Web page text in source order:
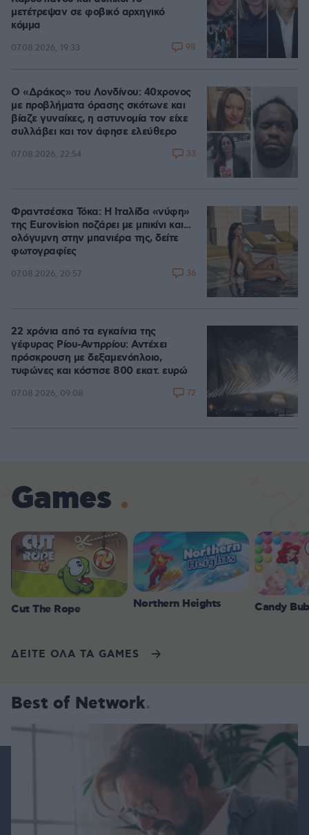
μετέτρεψαν σε φοβικό αρχηγικό
κόμμα
07.08.2026, 19:33 98
Ο «Δράκος» του Λονδίνου: 40χρονος
με προβλήματα όρασης σκότωνε και
βίαζε γυναίκες, η αστυνομία τον είχε
συλλάβει και τον άφησε ελεύθερο
07.08.2026, 22:54 33
Φραντσέσκα Τόκα: Η Ιταλίδα «νύφη»
της Eurovision ποζάρει με μπικίνι και...
ολόγυμνη στην μπανιέρα της, δείτε
φωτογραφίες
07.08.2026, 20:57 36
22 χρόνια από τα εγκαίνια της
γέφυρας Ρίου-Αντιρρίου: Αντέχει
πρόσκρουση με δεξαμενόπλοιο,
τυφώνες και κόστισε 800 εκατ. ευρώ
07.08.2026, 09:08 72
Games
Cut The Rope Northern Heights Candy
ΔΕΙΤΕ ΟΛΑ ΤΑ GAMES
Best of Network